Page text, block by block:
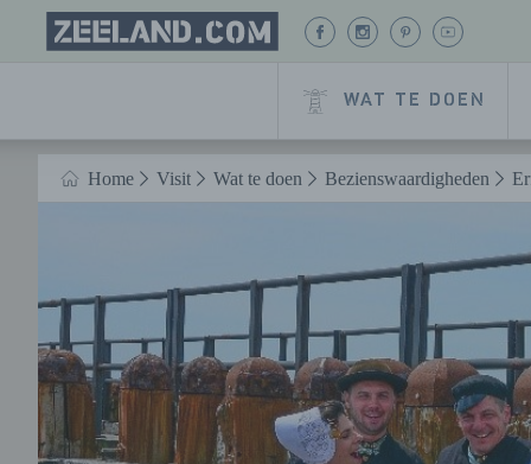
Naar hoofdinhoud
Homepage
Zeeland.com
BEKIJK
PAGINA
BEKIJK
PAGINA
BEKIJK
PAGINA
BEKIJK
PAGINA
WAT TE DOEN
HOME
Home Visit Wat te doen Bezienswaardigheden